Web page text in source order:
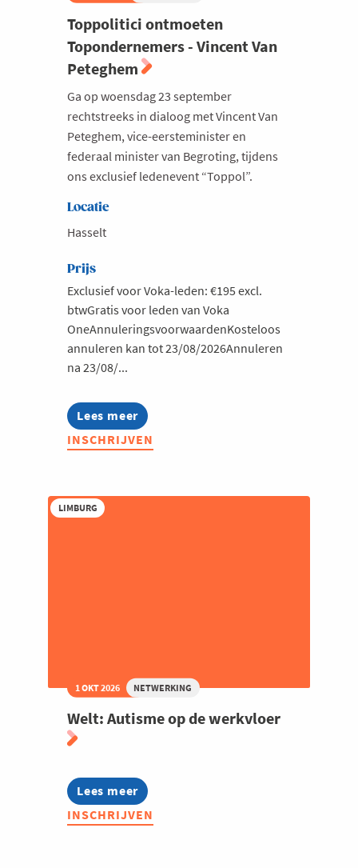
Toppolitici ontmoeten
Topondernemers - Vincent Van
Peteghem
Ga op woensdag 23 september
rechtstreeks in dialoog met Vincent Van
Peteghem, vice-eersteminister en
federaal minister van Begroting, tijdens
ons exclusief ledenevent “Toppol”.
Locatie
Hasselt
Prijs
Exclusief voor Voka-leden: €195 excl.
btwGratis voor leden van Voka
OneAnnuleringsvoorwaardenKosteloos
annuleren kan tot 23/08/2026Annuleren
na 23/08/...
Lees meer
about
Toppolitici
ontmoeten
Van
Peteghem
INSCHRIJVEN
LIMBURG
1 OKT 2026 NETWERKING
Welt: Autisme op de werkvloer
Lees meer
about
Welt:
Autisme
INSCHRIJVEN